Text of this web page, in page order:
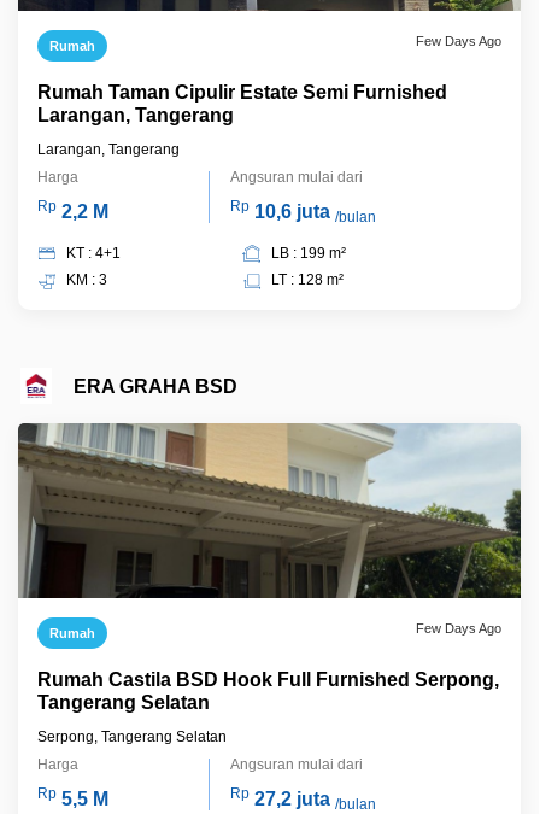
Rumah Few Days Ago
Rumah Taman Cipulir Estate Semi Furnished
Larangan, Tangerang
Larangan, Tangerang
Harga
Rp 2,2 M
Angsuran mulai dari
Rp 10,6 juta /bulan
KT : 4+1
KM : 3
LB : 199 m²
LT : 128 m²
ERA GRAHA BSD
Rumah Few Days Ago
Rumah Castila BSD Hook Full Furnished Serpong,
Tangerang Selatan
Serpong, Tangerang Selatan
Harga
Rp 5,5 M
Angsuran mulai dari
Rp 27,2 juta /bulan